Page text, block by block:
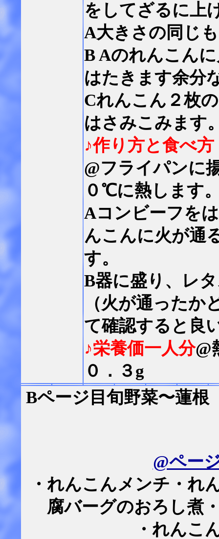
をしてざるに上
A大きさの同じ
B Aのれんこん
はたきます余分
Cれんこん２枚
はさみこみます
♪作り方と食べ方
@フライパンに
０℃に熱します
Aコンビーフを
んこんに火が通
す。
B器に盛り、レ
（火が通ったか
て確認すると良
♪栄養価一人分@
０．３g
Bページ目旬野菜〜蓮根
@ペー
・れんこんメンチ・れ
腐バーグのおろし煮
・れんこ